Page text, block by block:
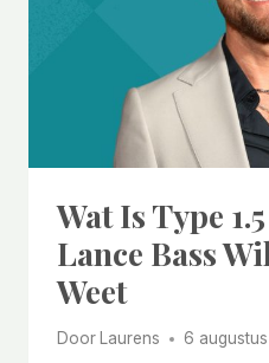
DEMENTIE
Wat Is Type
Lance Bass
Weet
Door Laurens 6